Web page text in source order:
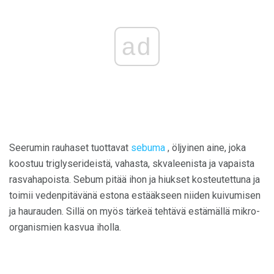
ad
Seerumin rauhaset tuottavat sebuma , öljyinen aine, joka
koostuu triglyserideistä, vahasta, skvaleenista ja vapaista
rasvahapoista. Sebum pitää ihon ja hiukset kosteutettuna ja
toimii vedenpitävänä estona estääkseen niiden kuivumisen
ja haurauden. Sillä on myös tärkeä tehtävä estämällä mikro-
organismien kasvua iholla.